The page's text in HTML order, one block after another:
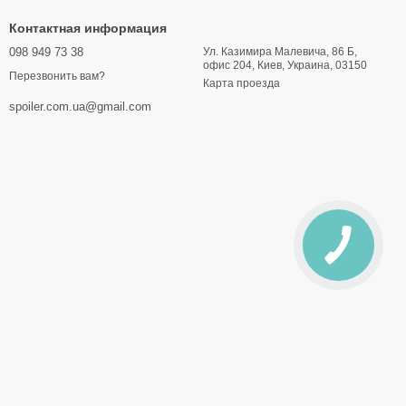
Контактная информация
098 949 73 38
Перезвонить вам?
spoiler.com.ua@gmail.com
Ул. Казимира Малевича, 86 Б,
офис 204, Киев, Украина, 03150
Карта проезда